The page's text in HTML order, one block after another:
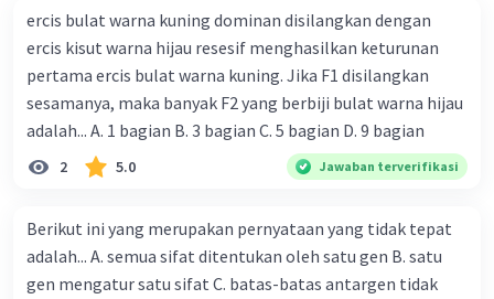
ercis bulat warna kuning dominan disilangkan dengan
ercis kisut warna hijau resesif menghasilkan keturunan
pertama ercis bulat warna kuning. Jika F1 disilangkan
sesamanya, maka banyak F2 yang berbiji bulat warna hijau
adalah... A. 1 bagian B. 3 bagian C. 5 bagian D. 9 bagian
2 5.0 Jawaban terverifikasi
Berikut ini yang merupakan pernyataan yang tidak tepat
adalah... A. semua sifat ditentukan oleh satu gen B. satu
gen mengatur satu sifat C. batas-batas antargen tidak